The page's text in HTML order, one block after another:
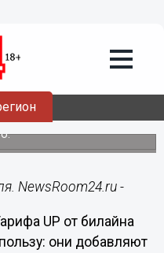
осознаннее
услуг связи
тарифа под
NewsRoom24.ru -
UP от билайна
они добавляют